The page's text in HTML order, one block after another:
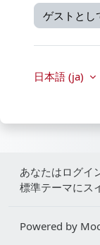
ゲストとし
日本語 ‎(ja)‎
あなたはログイ
標準テーマにス
Powered by